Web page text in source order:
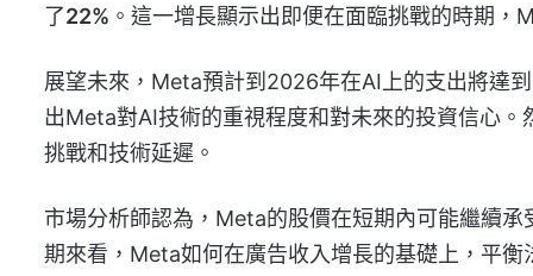
了22% 。這一增長顯示出即便在面臨挑戰的時期，
展望未來，Meta預計到2026年在AI上的支出將達到
出Meta對AI技術的重視程度和對未來的投資信心
挑戰和技術延遲。
市場分析師認為，Meta的股價在短期內可能繼續
期來看，Meta如何在廣告收入增長的基礎上，平